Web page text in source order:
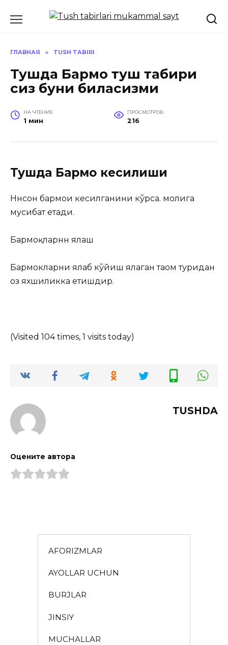
ГЛАВНАЯ » TUSH TABIRI
Тушда Бармоқ туш табири
сиз буни биласизми
НА ЧТЕНИЕ
1 мин
ПРОСМОТРОВ
216
Тушда Бармоқ кесилиши
Ннсон бармоғи кесилганини кўрса. молига
мусибат етади.
Бармоқларнн ялаш
Бармокларни ялаб кўйиш ялаган таом туридан
оз яхшиликка етишдир.
(Visited 104 times, 1 visits today)
TUSHDA
Оцените автора
AFORIZMLAR
AYOLLAR UCHUN
BURJLAR
JINSIY
MUCHALLAR